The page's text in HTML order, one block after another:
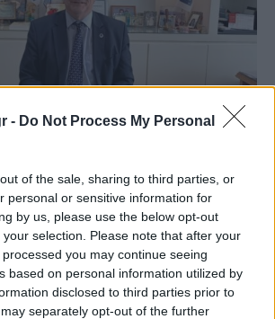
- Do Not Process My Personal
of the sale, sharing to third parties, or
personal or sensitive information for
by us, please use the below opt-out
selection. Please note that after your
you may continue seeing
based on personal information utilized by
disclosed to third parties prior to
separately opt-out of the further
ελέγχουν το 60% του συνολικού